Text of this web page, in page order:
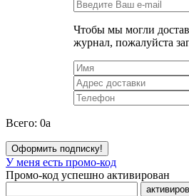
Чтобы мы могли
журнал, пожалуйста
Всего: 0a
Оформить подписку!
У меня есть промо-код
Промо-код успешно активирован